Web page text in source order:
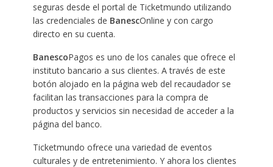
seguras desde el portal de Ticketmundo utilizando
las credenciales de BanescOnline y con cargo
directo en su cuenta.
BanescoPagos es uno de los canales que ofrece el
instituto bancario a sus clientes. A través de este
botón alojado en la página web del recaudador se
facilitan las transacciones para la compra de
productos y servicios sin necesidad de acceder a la
página del banco.
Ticketmundo ofrece una variedad de eventos
culturales y de entretenimiento. Y ahora los clientes